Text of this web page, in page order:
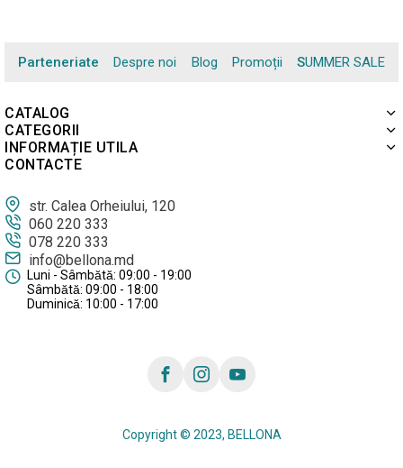
Parteneriate Despre noi Blog Promoții SUMMER SALE
CATALOG
CATEGORII
INFORMAȚIE UTILA
CONTACTE
str. Calea Orheiului, 120
060 220 333
078 220 333
info@bellona.md
Luni - Sâmbătă: 09:00 - 19:00
Sâmbătă: 09:00 - 18:00
Duminică: 10:00 - 17:00
Copyright © 2023, BELLONA